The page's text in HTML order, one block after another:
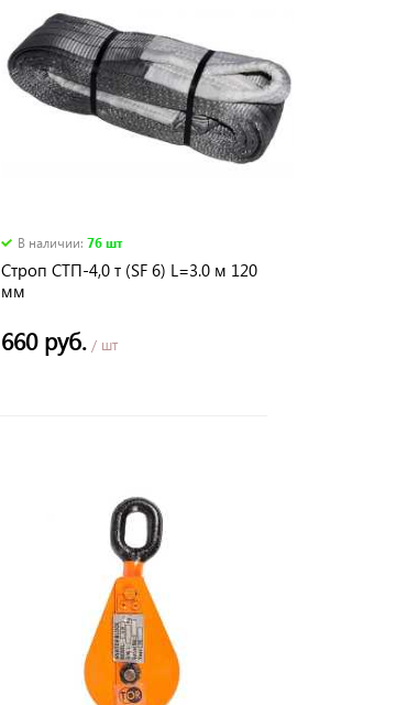
В наличии:76 шт
Строп СТП-4,0 т (SF 6) L=3.0 м 120
мм
660 руб. / шт